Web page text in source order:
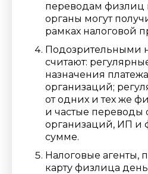
переводам физлиц
органы могут
рамках налоговой
Подозрительными
считают:
назначения
организаций;
от одних и тех же
и частые переводы
организаций, ИП и
сумме.
Налоговые агенты,
карту физлица